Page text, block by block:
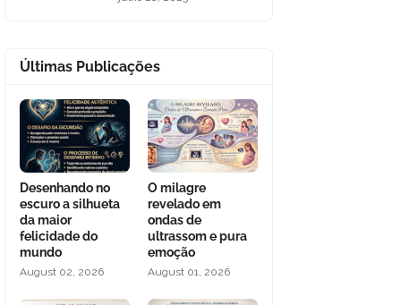
Últimas Publicações
Desenhando no
escuro a silhueta
da maior
felicidade do
mundo
August 02, 2026
O milagre
revelado em
ondas de
ultrassom e pura
emoção
August 01, 2026